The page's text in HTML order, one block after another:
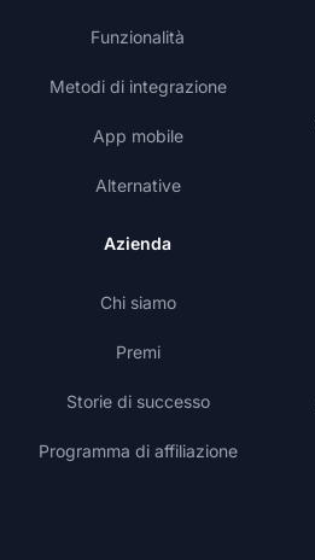
Funzionalità
Metodi di integrazione
App mobile
Alternative
Azienda
Chi siamo
Premi
Storie di successo
Programma di affiliazione